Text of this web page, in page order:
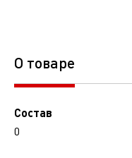
О товаре
Состав
0